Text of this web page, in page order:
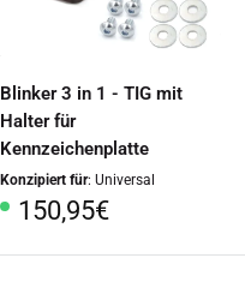
Blinker 3 in 1 - TIG mit
Halter für
Kennzeichenplatte
Konzipiert für: Universal
Sonderpreis
150,95€